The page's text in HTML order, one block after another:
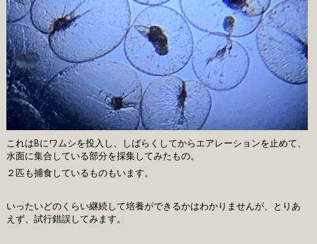
これはBにワムシを投入し、しばらくしてからエアレーションを止めて、
水面に集合している部分を採集してみたもの。
２匹も捕食しているものもいます。
いったいどのくらい継続して培養ができるかはわかりませんが、とりあ
えず、試行錯誤してみます。